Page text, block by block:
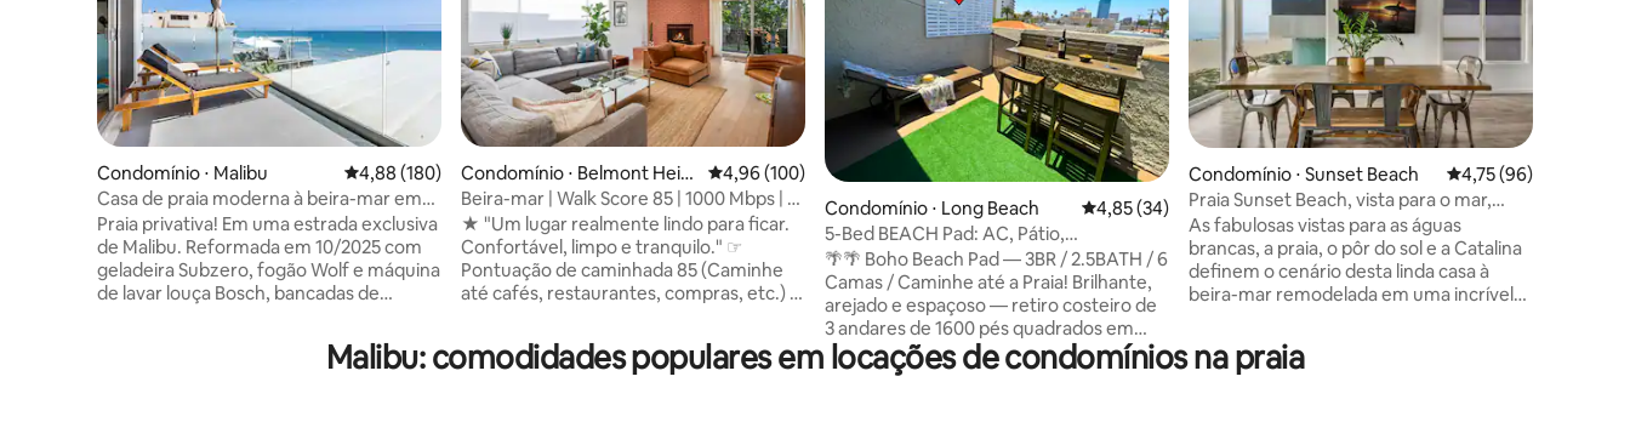
Condomínio ⋅ Malibu 4,88 de uma avaliação média de 5, 180 avaliações
4,88 (180)
Casa de praia moderna à beira-mar em
Malibu Road com ar-condicionado
Praia privativa! Em uma estrada exclusiva
de Malibu. Reformada em 10/2025 com
geladeira Subzero, fogão Wolf e máquina
de lavar louça Bosch, bancadas de
madeira de verdade, lavadora/secadora
na unidade e janelas novas com vista
Condomínio ⋅ Belmont Heig
hts
4,96 de uma avaliação média de 5, 100 avaliações
4,96 (100)
Beira-mar | Walk Score 85 | 1000 Mbps | 2
camas king size
★ "Um lugar realmente lindo para ficar.
Confortável, limpo e tranquilo." ☞
Pontuação de caminhada 85 (Caminhe
até cafés, restaurantes, compras, etc.) ☞
vista para a lagoa + golfe ☞ Cozinha
totalmente equipada + abastecida ☞
Condomínio ⋅ Long Beach 4,85 de uma avaliação média de 5, 34 avaliações
4,85 (34)
5-Bed BEACH Pad: AC, Pátio,
Estacionamento, ao lado da praia
🌴🌴 Boho Beach Pad — 3BR / 2.5BATH / 6
Camas / Caminhe até a Praia! Brilhante,
arejado e espaçoso — retiro costeiro de
3 andares de 1600 pés quadrados em
frente à areia. Perfeito para equipes de
trabalho e famílias que querem conforto,
Condomínio ⋅ Sunset Beach 4,75 de uma
4,75 (96)
Praia Sunset Beach, vista para o mar,
acesso à praia
As fabulosas vistas para as águas
brancas, a praia, o pôr do sol e a Catalina
definem o cenário desta linda casa à
beira-mar remodelada em uma incrível
notável condomínio oferece a residência
de 3 quartos/2 banheiros no 2º andar. A
Malibu: comodidades populares em locações de condomínios na praia